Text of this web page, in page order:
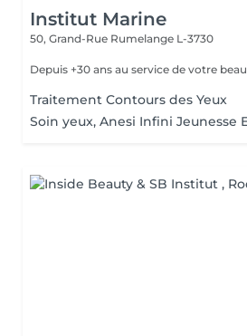
Institut Marine
50, Grand-Rue Rumelange L-3730
Depuis +30 ans au service de votre
Traitement Contours des Yeux
Soin yeux, Anesi Infini Jeunesse